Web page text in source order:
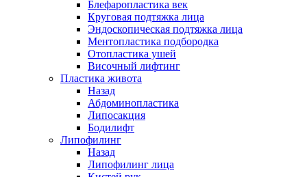
Блефаропластика век
Круговая подтяжка лица
Эндоскопическая подтяжка лица
Ментопластика подбородка
Отопластика ушей
Височный лифтинг
Пластика живота
Назад
Абдоминопластика
Липосакция
Бодилифт
Липофилинг
Назад
Липофилинг лица